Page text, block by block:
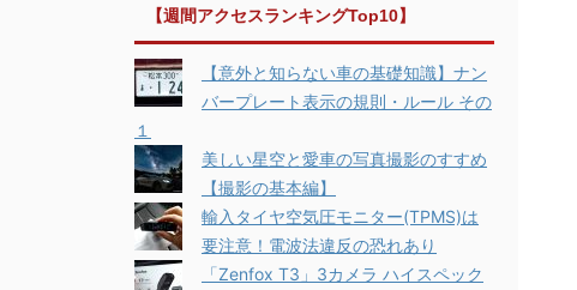
【週間アクセスランキングTop10】
【意外と知らない車の基礎知識】ナン
バープレート表示の規則・ルール その
１
美しい星空と愛車の写真撮影のすすめ
【撮影の基本編】
輸入タイヤ空気圧モニター(TPMS)は
要注意！電波法違反の恐れあり
「Zenfox T3」3カメラ ハイスペック